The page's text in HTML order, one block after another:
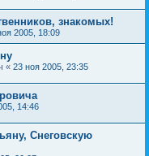
знакомых!
2005, 18:09
« 23 ноя 2005, 23:35
14:46
Снеговскую